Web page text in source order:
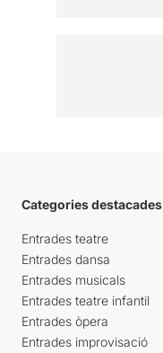
Categories destacades
Entrades teatre
Entrades dansa
Entrades musicals
Entrades teatre infantil
Entrades òpera
Entrades improvisació